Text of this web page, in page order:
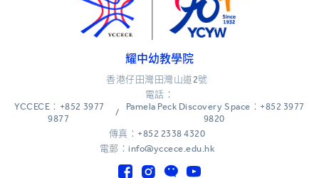
耀中幼教學院
香港仔田灣田灣山道2號
電話：
YCCECE：+852 3977
9877
/
Pamela Peck Discovery Space：+852 3977
9820
傳真：+852 2338 4320
電郵：info@yccece.edu.hk